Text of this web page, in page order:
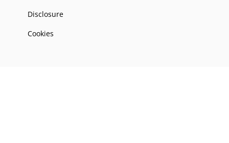
Disclosure
Cookies